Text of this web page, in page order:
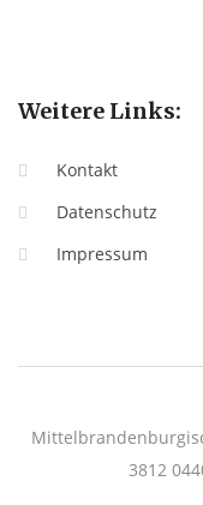
Weitere Links:
Kontakt
Datenschutz
Impressum
3812